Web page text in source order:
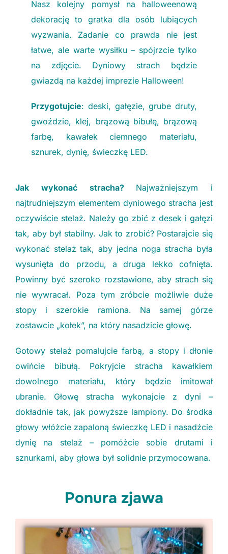
Nasz kolejny pomysł na halloweenową
dekorację to gratka dla osób lubiących
wyzwania. Zadanie co prawda nie jest
łatwe, ale warte wysiłku – spójrzcie tylko
na zdjęcie. Dyniowy strach będzie
gwiazdą na każdej imprezie Halloween!
Przygotujcie: deski, gałęzie, grube druty,
gwoździe, klej, brązową bibułę, brązową
farbę, kawałek ciemnego materiału,
sznurek, dynię, świeczkę LED.
Jak wykonać stracha? Najważniejszym i
najtrudniejszym elementem dyniowego stracha jest
oczywiście stelaż. Należy go zbić z desek i gałęzi
tak, aby był stabilny. Jak to zrobić? Postarajcie się
wykonać stelaż tak, aby jedna noga stracha była
wysunięta do przodu, a druga lekko cofnięta.
Powinny być szeroko rozstawione, aby strach się
nie wywracał. Poza tym zróbcie możliwie duże
stopy i szerokie ramiona. Na samej górze
zostawcie „kołek”, na który nasadzicie głowę.
Gotowy stelaż pomalujcie farbą, a stopy i dłonie
owińcie bibułą. Pokryjcie stracha kawałkiem
dowolnego materiału, który będzie imitował
ubranie. Głowę stracha wykonajcie z dyni –
dokładnie tak, jak powyższe lampiony. Do środka
głowy włóżcie zapaloną świeczkę LED i nasadźcie
dynię na stelaż – pomóżcie sobie drutami i
sznurkami, aby głowa był solidnie przymocowana.
Ponura zjawa